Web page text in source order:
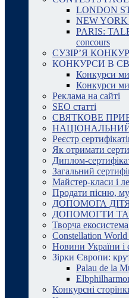
LONDON
NEW YORK
PARIS:
concours
СУЗІР’Я
КОНКУРСИ В
Конкурси
Конкурси
Реклама на сайті
SEO статті
СВЯТКОВЕ
Реєстр
Як отримати
Диплом-
Загальний
Майстер-класи і
Продати пісню,
ДОПОМОГА
ДОПОМОГТИ
Творча
Constellation
Новини України і
Зірки Європи:
Palau de la
Конкурсні